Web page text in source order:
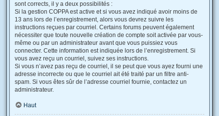
sont corrects, il y a deux possibilités :
Si la gestion COPPA est active et si vous avez indiqué avoir moins de
13 ans lors de l’enregistrement, alors vous devrez suivre les
instructions reçues par courriel. Certains forums peuvent également
nécessiter que toute nouvelle création de compte soit activée par vous-
même ou par un administrateur avant que vous puissiez vous
connecter. Cette information est indiquée lors de l’enregistrement. Si
vous avez reçu un courriel, suivez ses instructions.
Si vous n’avez pas reçu de courriel, il se peut que vous ayez fourni une
adresse incorrecte ou que le courriel ait été traité par un filtre anti-
spam. Si vous êtes sûr de l’adresse courriel fournie, contactez un
administrateur.
Haut